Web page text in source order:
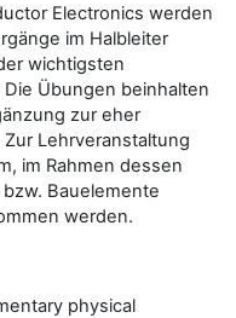
Electronics werden
im Halbleiter
wichtigsten
Übungen beinhalten
zur eher
Lehrveranstaltung
im Rahmen dessen
Bauelemente
werden.
physical